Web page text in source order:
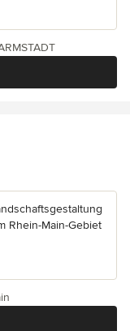
Rhein-Main-Gebiet